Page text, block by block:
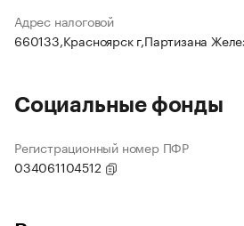
Адрес налоговой
660133,Красноярск г,Партизана
Социальные фонды
Регистрационный номер ПФР
034061104512